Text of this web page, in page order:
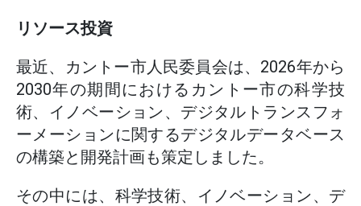
リソース投資
最近、カントー市人民委員会は、2026年から
2030年の期間におけるカントー市の科学技
術、イノベーション、デジタルトランスフォ
ーメーションに関するデジタルデータベース
の構築と開発計画も策定しました。
その中には、科学技術、イノベーション、デ